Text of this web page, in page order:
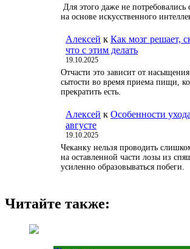
Для этого даже не
на основе искусственного
Алексей к Как мозг решает,
что с этим делать
19.10.2025
Отчасти это зависит от
сытости во время приема пищи,
прекратить есть.
Алексей к Особенности
августе
19.10.2025
Чеканку нельзя проводить
на оставленной части лозы из
усиленно образовываться побеги.
Читайте также: